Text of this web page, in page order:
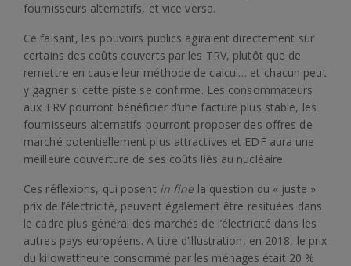
fournisseurs alternatifs, et vice versa.
Ce faisant, les pouvoirs publics agiraient directement sur
certains des coûts couverts par les TRV, plutôt que de
remettre en cause leur méthode de calcul… et chacun peut
y gagner si cette piste se confirme. Les consommateurs
aux TRV pourront bénéficier d’une facture plus stable, les
fournisseurs alternatifs pourront proposer des offres de
marché potentiellement plus attractives et EDF aura une
meilleure couverture de ses coûts liés au nucléaire.
Ces réflexions, qui posent in fine la question du « juste »
prix de l’électricité, peuvent également être resituées dans
le cadre plus général des marchés de l’électricité dans les
autres pays européens. A titre d’illustration, en 2018, le prix
du kilowattheure consommé par les ménages était 20 %